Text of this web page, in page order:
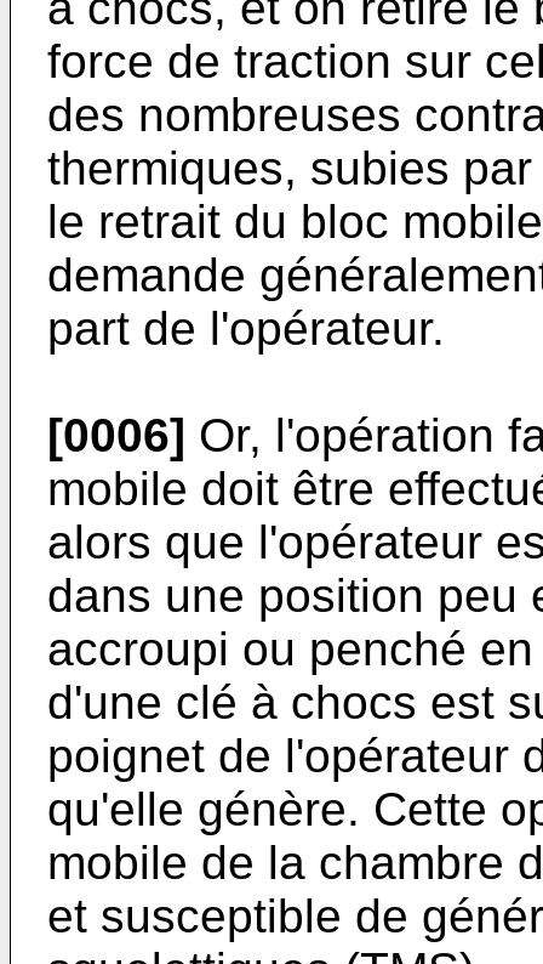
force de traction sur
des nombreuses
thermiques, subies
le retrait du bloc
demande
part de l'opérateur.
[0006] Or, l'opération
mobile doit être
alors que l'opérateur
dans une position peu
accroupi ou penché
d'une clé à chocs est
poignet de l'opérateur
qu'elle génère. Cette
mobile de la chambre
et susceptible de